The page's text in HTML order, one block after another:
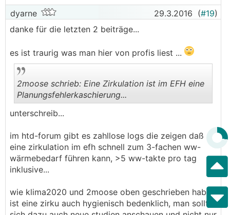
dyarne 29.3.2016 (#19)
danke für die letzten 2 beiträge...
es ist traurig was man hier von profis liest ...
2moose schrieb: Eine Zirkulation ist im EFH eine
Planungsfehlerkaschierung...
unterschreib...
im htd-forum gibt es zahllose logs die zeigen daß
eine zirkulation im efh schnell zum 3-fachen ww-
wärmebedarf führen kann, >5 ww-takte pro tag
inklusive...
wie klima2020 und 2moose oben geschrieben haben
ist eine zirku auch hygienisch bedenklich, man sollte